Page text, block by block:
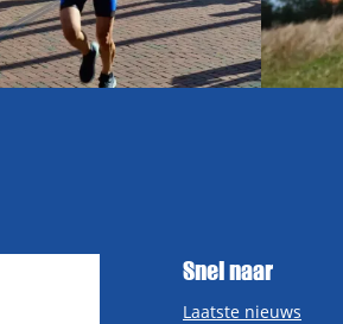
Snel naar
Laatste nieuws